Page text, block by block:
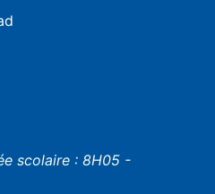
scolaire : 8H05 -